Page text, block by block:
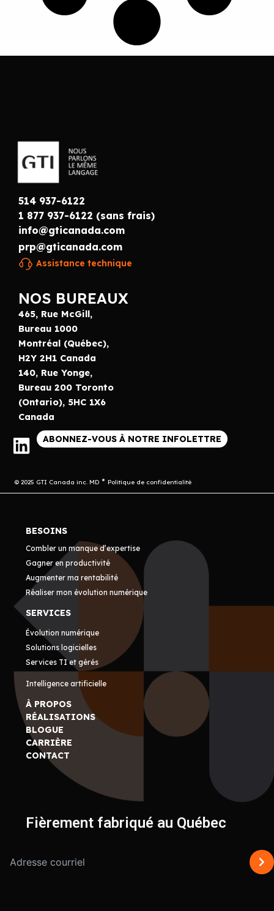
514 937-6122
1 877 937-6122 (sans frais)
info@gticanada.com
prp@gticanada.com
Assistance technique
NOS BUREAUX
465, Rue McGill,
Bureau 1000
Montréal (Québec),
H2Y 2H1 Canada
140, Rue Yonge,
Bureau 200 Toronto
(Ontario), 5HC 1X6
Canada
ABONNEZ-VOUS À NOTRE INFOLETTRE
© 2025 GTI Canada inc. MD Politique de confidentialité
BESOINS
Combler un manque d’expertise
Gagner en productivité
Augmenter ma rentabilité
Réaliser mon évolution numérique
SERVICES
Évolution numérique
Solutions logicielles
Services TI et gérés
Intelligence artificielle
À PROPOS
RÉALISATIONS
BLOGUE
CARRIÈRE
CONTACT
Fièrement fabriqué au Québec